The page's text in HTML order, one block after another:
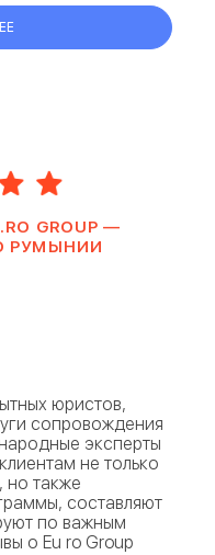
GROUP —
РУМЫНИИ
юристов,
сопровождения
эксперты
не только
но также
составляют
по важным
о Eu ro Group